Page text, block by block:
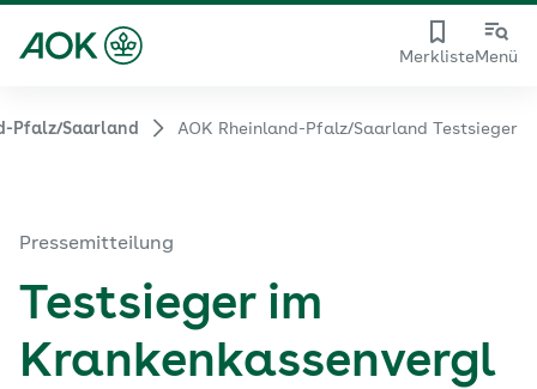
MerklisteMenü
Pfalz/Saarland AOK Rheinland-Pfalz/Saarland Testsieger
Pressemitteilung
Testsieger im
Krankenkassenvergl